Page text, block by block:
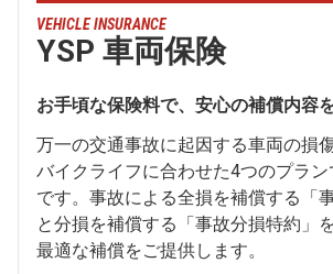
VEHICLE INSURANCE
YSP 車両保険
お手頃な保険料で、安心の補償内容
万一の交通事故に起因する車両の損
バイクライフに合わせた4つのプラ
です。事故による全損を補償する「
と分損を補償する「事故分損特約」
最適な補償をご提供します。